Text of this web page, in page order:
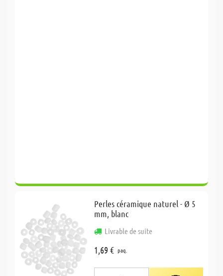
Perles céramique naturel - Ø 5
mm, blanc
Livrable de suite
1,69 € paq.